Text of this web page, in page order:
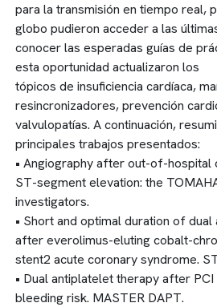
para la transmisión en tiempo real,
globo pudieron acceder a las
conocer las esperadas guías de
esta oportunidad actualizaron los
tópicos de insuficiencia cardíaca,
resincronizadores, prevención
valvulopatías. A continuación,
principales trabajos presentados:
• Angiography after out-of-hospital
ST-segment elevation: the
investigators.
• Short and optimal duration of
after everolimus-eluting cobalt-
stent2 acute coronary syndrome.
• Dual antiplatelet therapy after PCI
bleeding risk. MASTER DAPT.